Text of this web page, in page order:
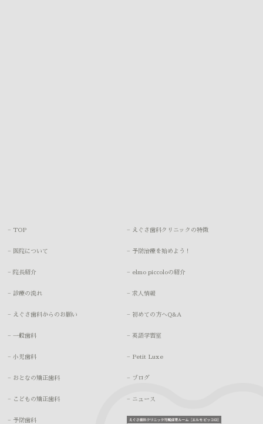
− TOP
− 医院について
− 院長紹介
− 診療の流れ
− えぐさ歯科からのお願い
− 一般歯科
− 小児歯科
− おとなの矯正歯科
− こどもの矯正歯科
− 予防歯科
− えぐさ歯科クリニックの特徴
− 予防治療を始めよう！
− elmo piccoloの紹介
− 求人情報
− 初めての方へQ&A
− 英語学習室
− Petit Luxe
− ブログ
− ニュース